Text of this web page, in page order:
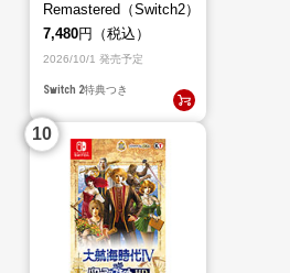
Remastered（Switch2）
7,480円（税込）
2026/10/1 発売予定
Switch 2特典つき